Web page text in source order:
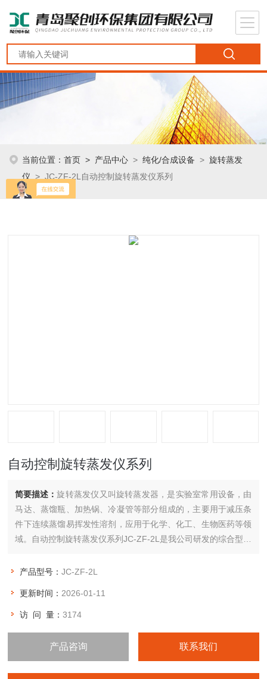
当前位置：首页 > 产品中心 >纯化/合成设备 >旋转蒸发
仪 > JC-ZF-2L自动控制旋转蒸发仪系列
自动控制旋转蒸发仪系列
简要描述：旋转蒸发仪又叫旋转蒸发器，是实验室常用设备，由
马达、蒸馏瓶、加热锅、冷凝管等部分组成的，主要用于减压条
件下连续蒸馏易挥发性溶剂，应用于化学、化工、生物医药等领
域。自动控制旋转蒸发仪系列JC-ZF-2L是我公司研发的综合型油
捷方便，控温准确，性能可靠。除了实用和人性化的设计以外，
产品型号：JC-ZF-2L
更新时间： 2026-01-11
访 问 量：3174
产品咨询 联系我们